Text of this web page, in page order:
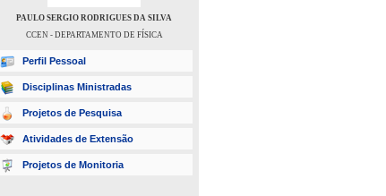
PAULO SERGIO RODRIGUES DA SILVA
CCEN - DEPARTAMENTO DE FÍSICA
Perfil Pessoal
Disciplinas Ministradas
Projetos de Pesquisa
Atividades de Extensão
Projetos de Monitoria